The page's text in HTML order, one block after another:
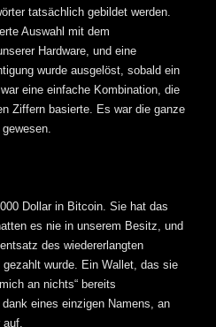
tatsächlich gebildet werden.
Auswahl mit dem
Hardware, und eine
wurde ausgelöst, sobald ein
eine einfache Kombination, die
Ziffern basierte. Es war die ganze
Dollar in Bitcoin. Sie hat das
es nie in unserem Besitz, und
des wiedererlangten
wurde. Ein Wallet, das sie
an nichts“ bereits
eines einzigen Namens, an
auf.